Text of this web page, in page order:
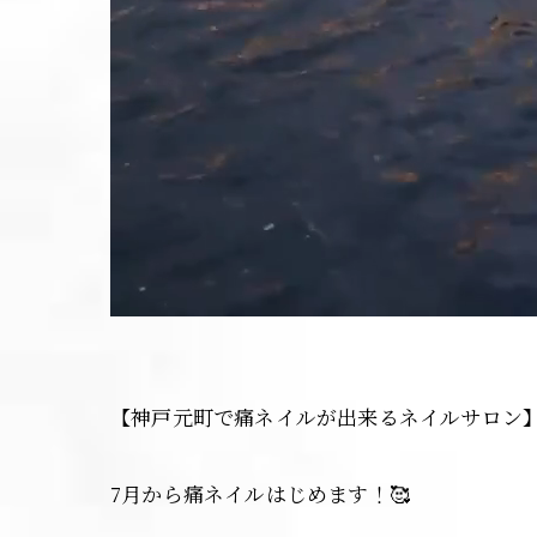
【神戸元町で痛ネイルが出来るネイルサロン
7月から痛ネイルはじめます！🥰